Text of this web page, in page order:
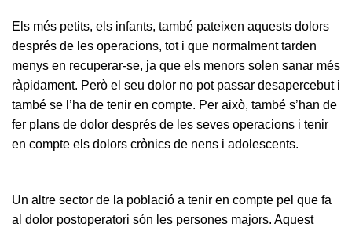
Els més petits, els infants, també pateixen aquests dolors
després de les operacions, tot i que normalment tarden
menys en recuperar-se, ja que els menors solen sanar més
ràpidament. Però el seu dolor no pot passar desapercebut i
també se l’ha de tenir en compte. Per això, també s’han de
fer plans de dolor després de les seves operacions i tenir
en compte els dolors crònics de nens i adolescents.
Un altre sector de la població a tenir en compte pel que fa
al dolor postoperatori són les persones majors. Aquest